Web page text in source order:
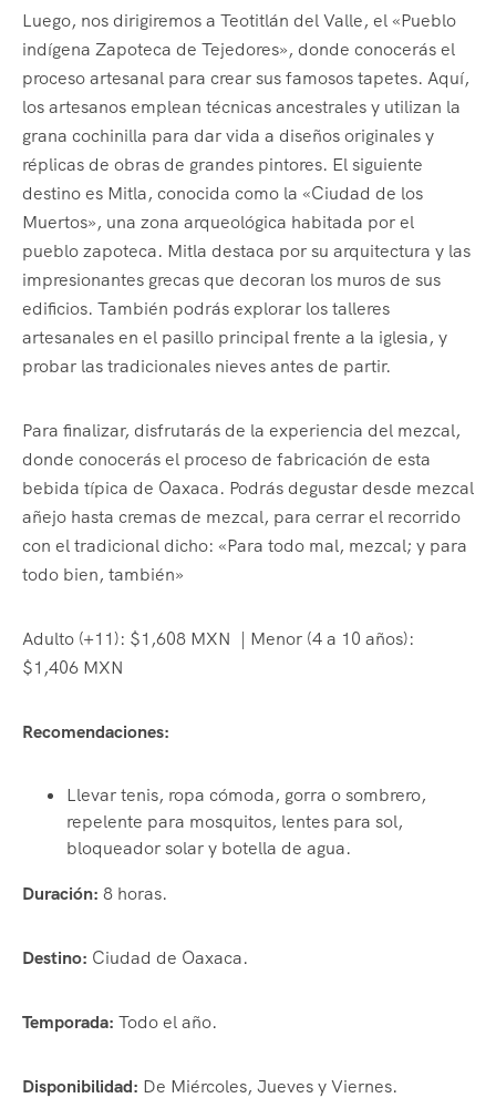
Luego, nos dirigiremos a Teotitlán del Valle, el «Pueblo
indígena Zapoteca de Tejedores», donde conocerás el
proceso artesanal para crear sus famosos tapetes. Aquí,
los artesanos emplean técnicas ancestrales y utilizan la
grana cochinilla para dar vida a diseños originales y
réplicas de obras de grandes pintores. El siguiente
destino es Mitla, conocida como la «Ciudad de los
Muertos», una zona arqueológica habitada por el
pueblo zapoteca. Mitla destaca por su arquitectura y las
impresionantes grecas que decoran los muros de sus
edificios. También podrás explorar los talleres
artesanales en el pasillo principal frente a la iglesia, y
probar las tradicionales nieves antes de partir.
Para finalizar, disfrutarás de la experiencia del mezcal,
donde conocerás el proceso de fabricación de esta
bebida típica de Oaxaca. Podrás degustar desde mezcal
añejo hasta cremas de mezcal, para cerrar el recorrido
con el tradicional dicho: «Para todo mal, mezcal; y para
todo bien, también»
Adulto (+11): $1,608 MXN | Menor (4 a 10 años):
$1,406 MXN
Recomendaciones:
Llevar tenis, ropa cómoda, gorra o sombrero,
repelente para mosquitos, lentes para sol,
bloqueador solar y botella de agua.
Duración: 8 horas.
Destino: Ciudad de Oaxaca.
Temporada: Todo el año.
Disponibilidad: De Miércoles, Jueves y Viernes.